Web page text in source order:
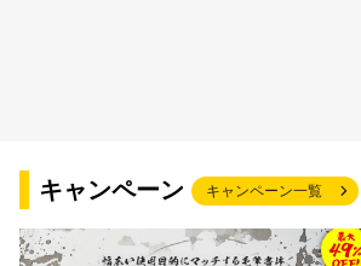
文字種類
キャンペーン キャンペーン一覧